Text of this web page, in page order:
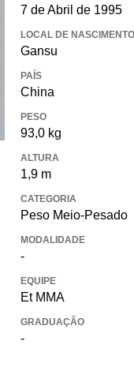
7 de Abril de 1995
LOCAL DE NASCIMENTO
Gansu
PAÍS
China
PESO
93,0 kg
ALTURA
1,9 m
CATEGORIA
Peso Meio-Pesado
MODALIDADE
-
EQUIPE
Et MMA
GRADUAÇÃO
-